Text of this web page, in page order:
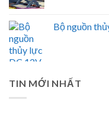
Bộ nguồn
TIN MỚI NHẤT